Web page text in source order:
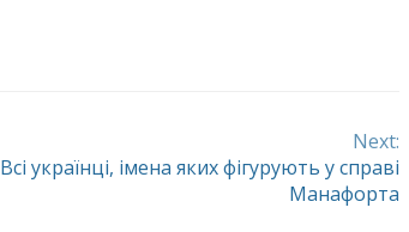
Next:
Всі українці, імена яких фігурують у справі
Манафорта